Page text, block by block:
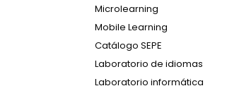
Microlearning
Mobile Learning
Catálogo SEPE
Laboratorio de idiomas
Laboratorio informática